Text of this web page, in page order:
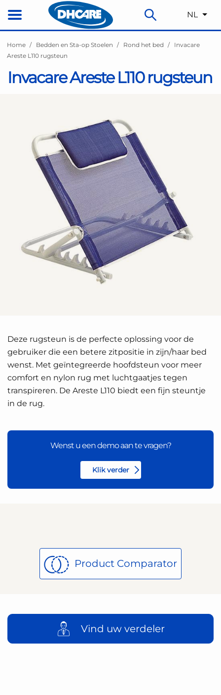
NL
Home Bedden en Sta-op Stoelen Rond het bed
Invacare
Areste L110 rugsteun
Invacare Areste L110 rugsteun
Deze rugsteun is de perfecte oplossing voor de
gebruiker die een betere zitpositie in zijn/haar bed
wenst. Met geïntegreerde hoofdsteun voor meer
comfort en nylon rug met luchtgaatjes tegen
transpireren. De Areste L110 biedt een fijn steuntje
in de rug.
Wenst u een demo aan te vragen?
Klik verder
Product Comparator
Vind uw verdeler